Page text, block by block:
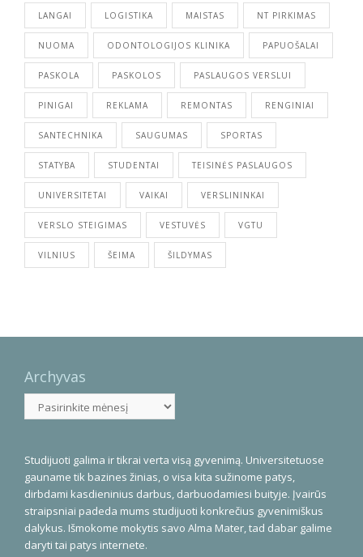
LANGAI LOGISTIKA MAISTAS NT PIRKIMAS
NUOMA ODONTOLOGIJOS KLINIKA PAPUOŠALAI
PASKOLA PASKOLOS PASLAUGOS VERSLUI
PINIGAI REKLAMA REMONTAS RENGINIAI
SANTECHNIKA SAUGUMAS SPORTAS
STATYBA STUDENTAI TEISINĖS PASLAUGOS
UNIVERSITETAI VAIKAI VERSLININKAI
VERSLO STEIGIMAS VESTUVĖS VGTU
VILNIUS ŠEIMA ŠILDYMAS
Archyvas
Archyvas
Studijuoti galima ir tikrai verta visą gyvenimą. Universitetuose
gauname tik bazines žinias, o visa kita sužinome patys,
dirbdami kasdieninius darbus, darbuodamiesi buityje. Įvairūs
straipsniai padeda mums studijuoti konkrečius gyvenimiškus
dalykus. Išmokome mokytis savo Alma Mater, tad dabar galime
daryti tai patys internete.